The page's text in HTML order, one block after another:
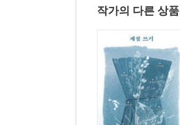
작가의 다른 상품